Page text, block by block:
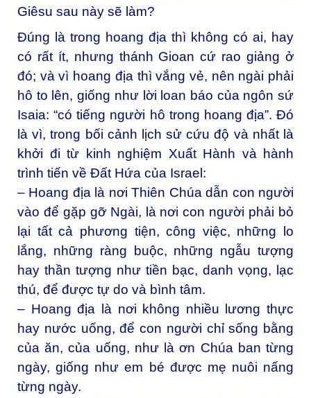
Giêsu sau này sẽ làm?
Đúng là trong hoang địa thì không có ai, hay
có rất ít, nhưng thánh Gioan cứ rao giảng ở
đó; và vì hoang địa thì vắng vẻ, nên ngài phải
hô to lên, giống như lời loan báo của ngôn sứ
Isaia: “có tiếng người hô trong hoang địa”. Đó
là vì, trong bối cảnh lịch sử cứu độ và nhất là
khởi đi từ kinh nghiệm Xuất Hành và hành
trình tiến về Đất Hứa của Israel:
– Hoang địa là nơi Thiên Chúa dẫn con người
vào để gặp gỡ Ngài, là nơi con người phải bỏ
lại tất cả phương tiện, công việc, những lo
lắng, những ràng buộc, những ngẫu tượng
hay thần tượng như tiền bạc, danh vọng, lạc
thú, để được tự do và bình tâm.
– Hoang địa là nơi không nhiều lương thực
hay nước uống, để con người chỉ sống bằng
của ăn, của uống, như là ơn Chúa ban từng
ngày, giống như em bé được mẹ nuôi nấng
từng ngày.